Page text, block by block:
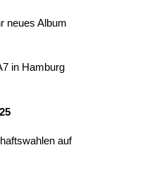
neues Album
in Hamburg
auf